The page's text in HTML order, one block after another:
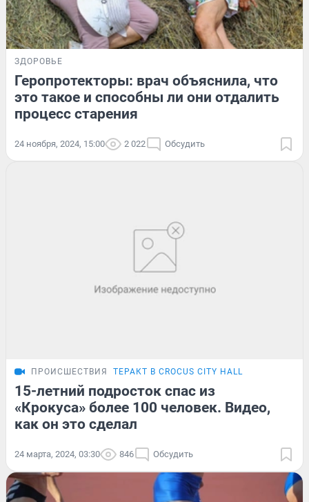
ЗДОРОВЬЕ
Геропротекторы: врач объяснила, что
это такое и способны ли они отдалить
процесс старения
24 ноября, 2024, 15:00 2 022 Обсудить
ПРОИСШЕСТВИЯ ТЕРАКТ В CROCUS CITY HALL
15-летний подросток спас из
«Крокуса» более 100 человек. Видео,
как он это сделал
24 марта, 2024, 03:30 846 Обсудить